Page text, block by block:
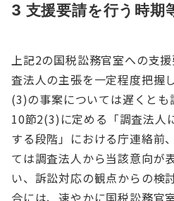
3 支援要請を行う時期
上記2の国税訟務官室への支
査法人の主張を一定程度把握
(3)の事案については遅くと
10節2(3)に定める「調査法人
する段階」における庁連絡前
ては調査法人から当該意向が
い、訴訟対応の観点からの検
合には、速やかに国税訟務官